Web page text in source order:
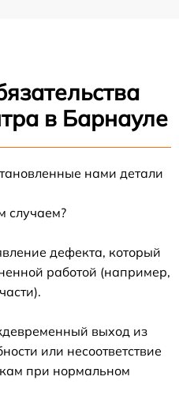
в Барнауле
нами детали
случаем?
дефекта, который
работой (например,
выход из
или несоответствие
при нормальном